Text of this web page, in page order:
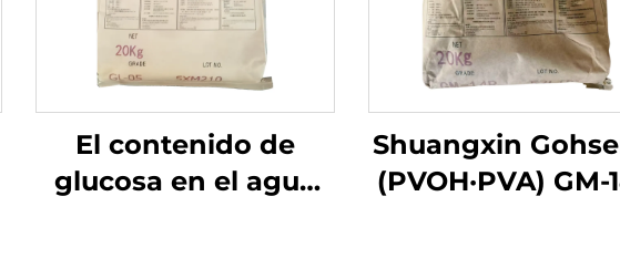
El contenido de
glucosa en el agua
Shuangxin
(PVOH·PVA) GM-